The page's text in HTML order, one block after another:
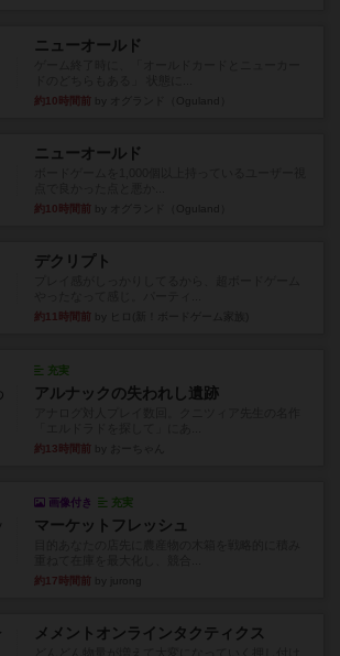
ニューオールド
約10時間前
ニューオールド
約10時間前
デクリプト
約11時間前
充実
アルナックの失われし遺跡
約13時間前
画像付き 充実
マーケットフレッシュ
約17時間前
メメントオンラインタクティクス